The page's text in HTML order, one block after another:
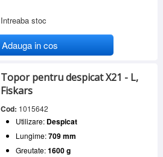
Intreaba stoc
Adauga in cos
Topor pentru despicat X21 - L,
Fiskars
Cod: 1015642
Utilizare: Despicat
Lungime:709 mm
Greutate:1600 g